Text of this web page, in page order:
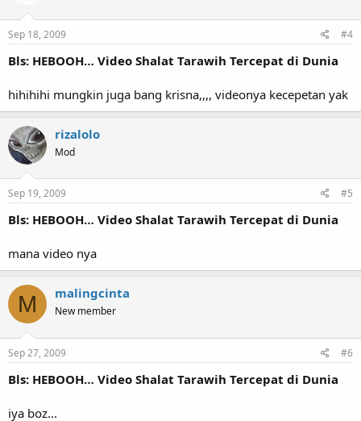
Sep 18, 2009 #4
Bls: HEBOOH… Video Shalat Tarawih Tercepat di Dunia
hihihihi mungkin juga bang krisna,,,, videonya kecepetan yak
rizalolo
Mod
Sep 19, 2009 #5
Bls: HEBOOH… Video Shalat Tarawih Tercepat di Dunia
mana video nya
M malingcinta
New member
Sep 27, 2009 #6
Bls: HEBOOH… Video Shalat Tarawih Tercepat di Dunia
iya boz...